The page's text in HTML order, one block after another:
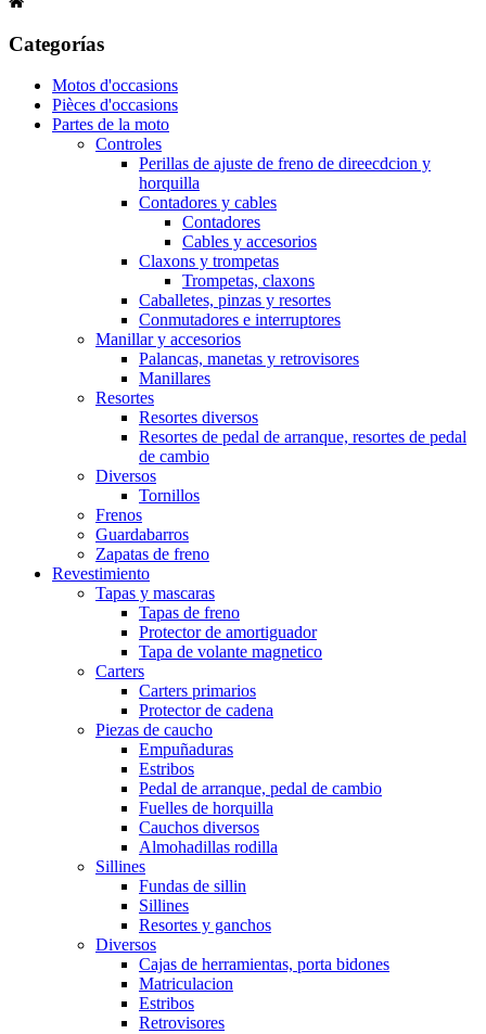
Categorías
Motos d'occasions
Pièces d'occasions
Partes de la moto
Controles
Perillas de ajuste de freno de direecdcion y
horquilla
Contadores y cables
Contadores
Cables y accesorios
Claxons y trompetas
Trompetas, claxons
Caballetes, pinzas y resortes
Conmutadores e interruptores
Manillar y accesorios
Palancas, manetas y retrovisores
Manillares
Resortes
Resortes diversos
Resortes de pedal de arranque, resortes de pedal
de cambio
Diversos
Tornillos
Frenos
Guardabarros
Zapatas de freno
Revestimiento
Tapas y mascaras
Tapas de freno
Protector de amortiguador
Tapa de volante magnetico
Carters
Carters primarios
Protector de cadena
Piezas de caucho
Empuñaduras
Estribos
Pedal de arranque, pedal de cambio
Fuelles de horquilla
Cauchos diversos
Almohadillas rodilla
Sillines
Fundas de sillin
Sillines
Resortes y ganchos
Diversos
Cajas de herramientas, porta bidones
Matriculacion
Estribos
Retrovisores